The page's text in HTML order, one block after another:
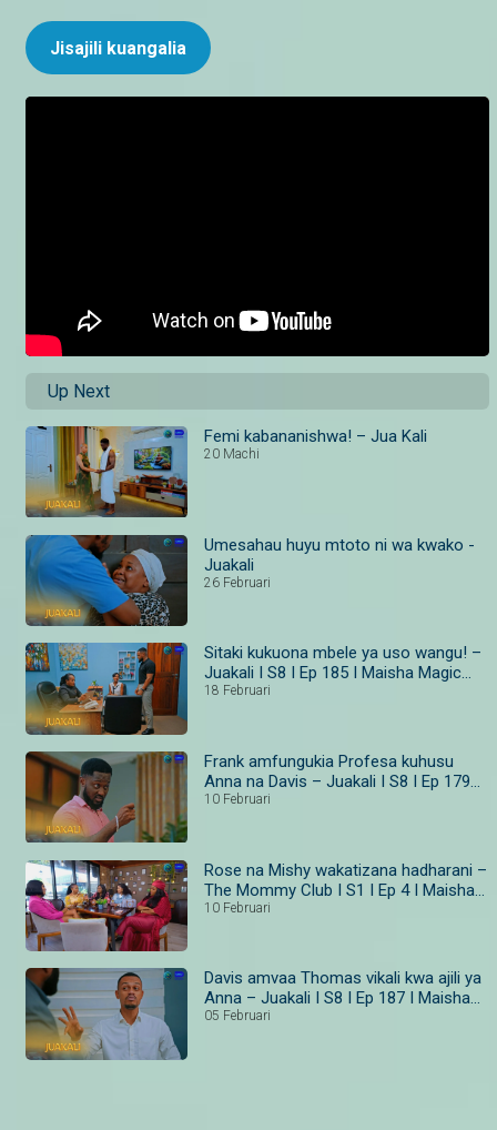
Jisajili kuangalia
Up Next
Femi kabananishwa! – Jua Kali
20 Machi
Umesahau huyu mtoto ni wa kwako -
Juakali
26 Februari
Sitaki kukuona mbele ya uso wangu! –
Juakali I S8 I Ep 185 I Maisha Magic
Bongo
18 Februari
Frank amfungukia Profesa kuhusu
Anna na Davis – Juakali I S8 I Ep 179–
181 I Maisha Magic Bongo
10 Februari
Rose na Mishy wakatizana hadharani –
The Mommy Club I S1 I Ep 4 I Maisha
Magic
10 Februari
Davis amvaa Thomas vikali kwa ajili ya
Anna – Juakali I S8 I Ep 187 I Maisha
Magic Bongo
05 Februari